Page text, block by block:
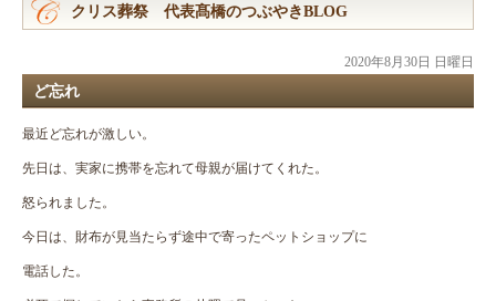
クリス葬祭 代表髙橋のつぶやきBLOG
2020年8月30日 日曜日
ど忘れ
最近ど忘れが激しい。
先日は、実家に携帯を忘れて母親が届けてくれた。
怒られました。
今日は、財布が見当たらず途中で寄ったペットショップに
電話した。